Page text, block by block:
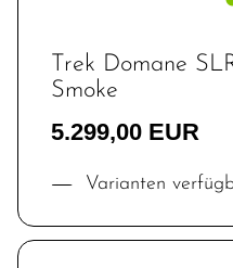
Trek Domane
Smoke
5.299,00 EUR
Varianten